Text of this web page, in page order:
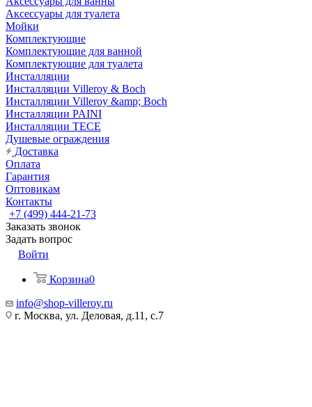
Аксессуары для туалета
Мойки
Комплектующие
Комплектующие для ванной
Комплектующие для туалета
Инсталляции
Инсталляции Villeroy & Boch
Инсталляции Villeroy &amp; Boch
Инсталляции PAINI
Инсталляции TECE
Душевые ограждения
Доставка
Оплата
Гарантия
Оптовикам
Контакты
+7 (499) 444-21-73
Заказать звонок
Задать вопрос
Войти
Корзина0
info@shop-villeroy.ru
г. Москва, ул. Деловая, д.11, с.7